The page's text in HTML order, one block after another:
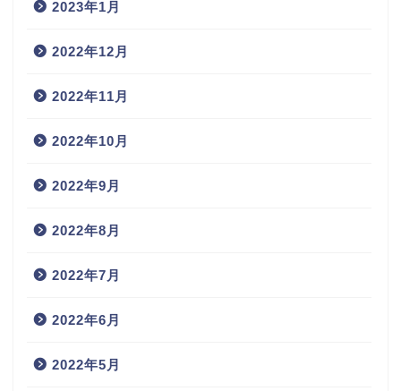
2023年1月
2022年12月
2022年11月
2022年10月
2022年9月
2022年8月
2022年7月
2022年6月
2022年5月